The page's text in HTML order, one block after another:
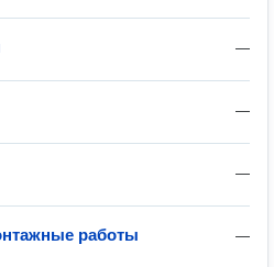
—
—
—
—
работы